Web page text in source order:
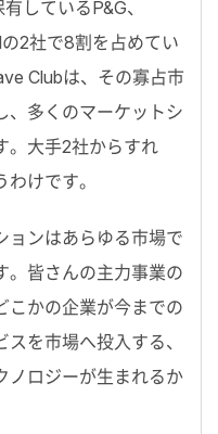
しているP&G、
2社で8割を占めてい
Clubは、その寡占市
、多くのマーケットシ
。大手2社からすれ
けです。
ョンはあらゆる市場で
。皆さんの主力事業の
こかの企業が今までの
を市場へ投入する、
ノロジーが生まれるか